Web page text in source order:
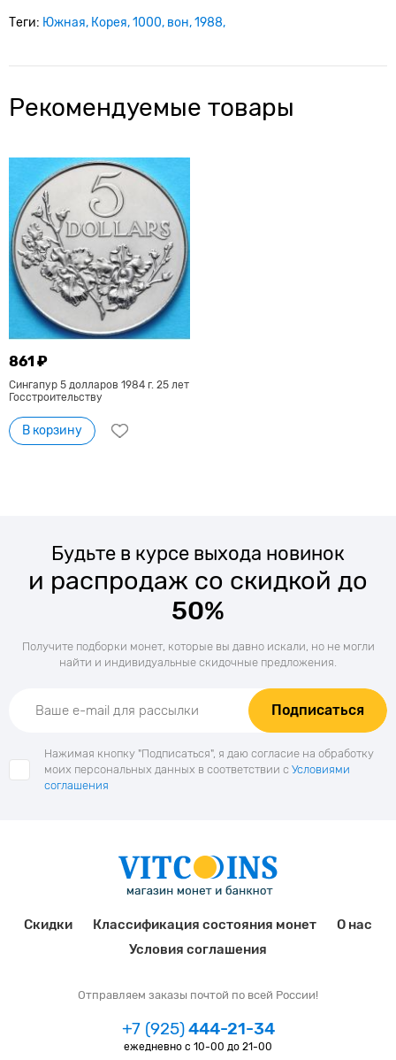
Теги: Южная Корея 1000 вон 1988
Рекомендуемые товары
861 ₽
Сингапур 5 долларов 1984 г. 25 лет
Госстроительству
В корзину
Будьте в курсе выхода новинок
и распродаж со скидкой до
50%
Получите подборки монет, которые вы давно искали, но не могли
найти и индивидуальные скидочные предложения.
Подписаться
Нажимая кнопку "Подписаться", я даю согласие на обработку
моих персональных данных в соответствии с Условиями
соглашения
Скидки Классификация состояния монет
О нас
Условия соглашения
Отправляем заказы почтой по всей России!
+7 (925)444-21-34
ежедневно с 10-00 до 21-00